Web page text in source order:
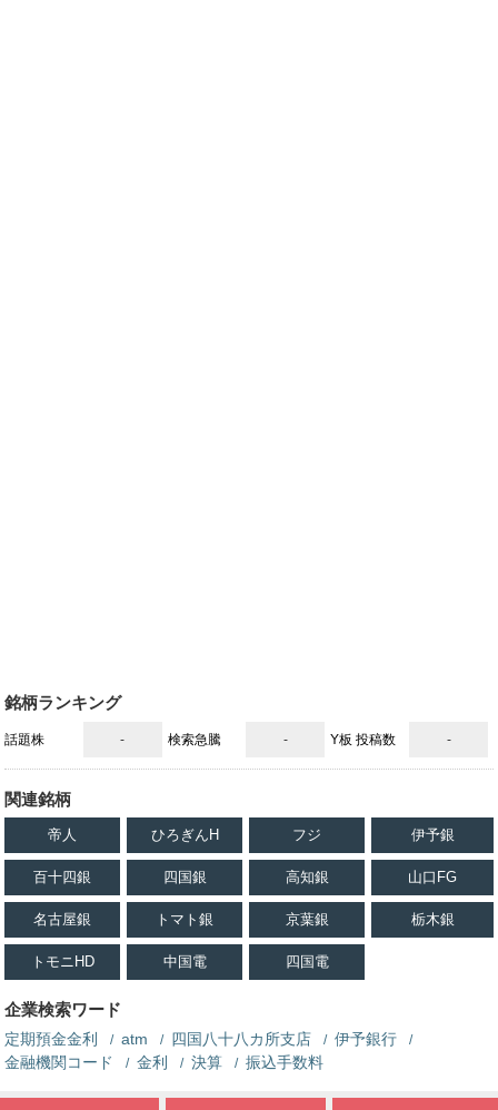
銘柄ランキング
話題株 - 検索急騰 - Y板 投稿数 -
関連銘柄
帝人 ひろぎんH フジ 伊予銀
百十四銀 四国銀 高知銀 山口FG
名古屋銀 トマト銀 京葉銀 栃木銀
トモニHD 中国電 四国電
企業検索ワード
定期預金金利 atm 四国八十八カ所支店
伊予銀行
金融機関コード
金利 決算 振込手数料